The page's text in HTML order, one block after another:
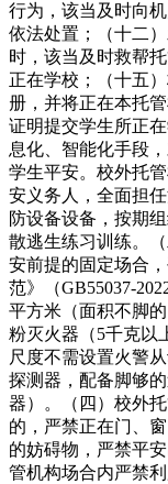
行为，该当及时向
依法处置；（十二
时，该当及时救帮
正在学校；（十五
册，并将正在本托
证明提交学生所正
息化、智能化手段
学生平安。校外托
安义务人，全面担
防设备设备，按期
散逃生练习训练。
安前提的固定场合
范》（GB55037-
平方米（面积不脚
粉灭火器（5千克以
尺度不需设置火警
探测器，配备脚够
器）。（四）校外
的，严禁正在门、
的妨碍物，严禁平
管机构场合内严禁